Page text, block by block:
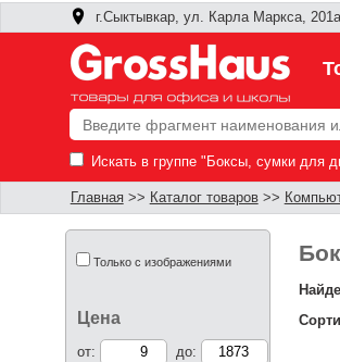
г.Сыктывкар, ул. Карла Маркса, 201а
Искать в группе "Боксы, сумки для
Главная>> Каталог товаров>>
Только с изображениями
Цена
от: до: